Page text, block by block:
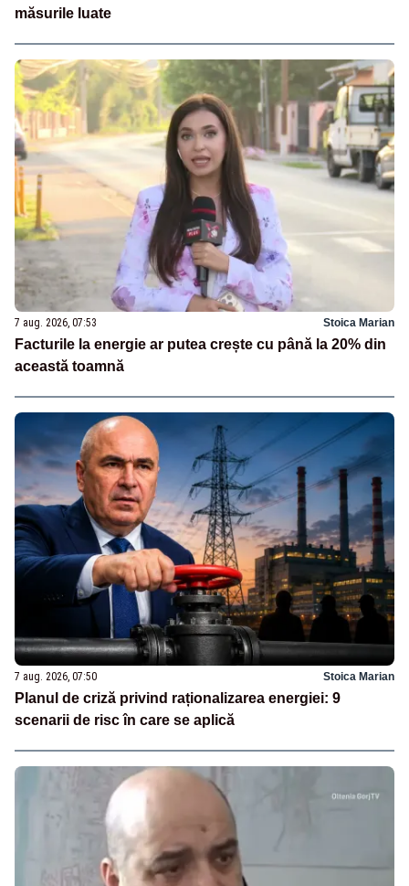
măsurile luate
7 aug. 2026, 07:53 Stoica Marian
Facturile la energie ar putea crește cu până la 20% din
această toamnă
7 aug. 2026, 07:50 Stoica Marian
Planul de criză privind raționalizarea energiei: 9
scenarii de risc în care se aplică